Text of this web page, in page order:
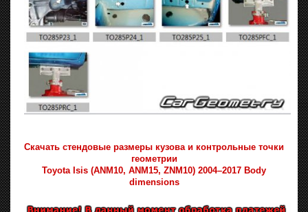
Скачать стендовые размеры кузова и контрольные точки
геометрии
Toyota Isis (ANM10, ANM15, ZNM10) 2004–2017 Body
dimensions